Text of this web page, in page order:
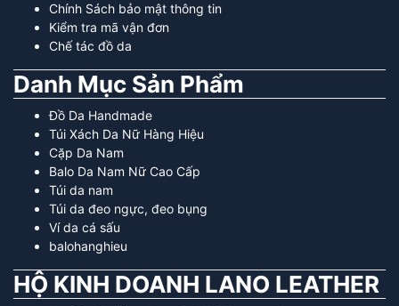
Chính Sách bảo mật thông tin
Kiểm tra mã vận đơn
Chế tác đồ da
Danh Mục Sản Phẩm
Đồ Da Handmade
Túi Xách Da Nữ Hàng Hiệu
Cặp Da Nam
Balo Da Nam Nữ Cao Cấp
Túi da nam
Túi da đeo ngực, đeo bụng
Ví da cá sấu
balohanghieu
HỘ KINH DOANH LANO LEATHER